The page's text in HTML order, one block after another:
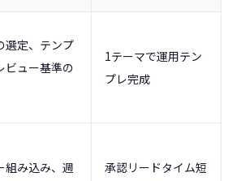
選定、テンプ
ビュー基準の
1テーマで運用テン
プレ完成
組み込み、週
承認リードタイム短